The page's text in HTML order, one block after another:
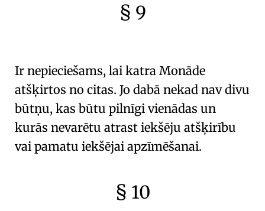
§ 9
Ir nepieciešams, lai katra Monāde
atšķirtos no citas. Jo dabā nekad nav divu
būtņu, kas būtu pilnīgi vienādas un
kurās nevarētu atrast iekšēju atšķirību
vai pamatu iekšējai apzīmēšanai.
§ 10